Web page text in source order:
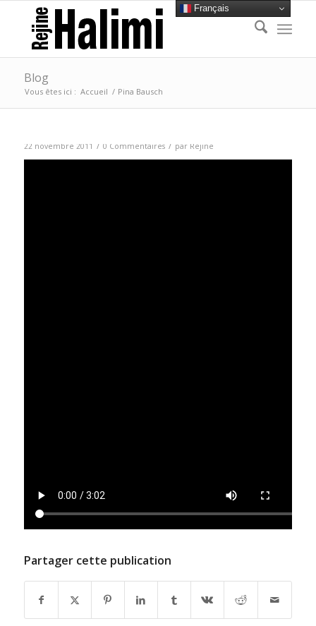
Blog
Vous êtes ici : Accueil / Pina Bausch
22 novembre 2011 / 0 Commentaires / par Rejine
Partager cette publication
Français